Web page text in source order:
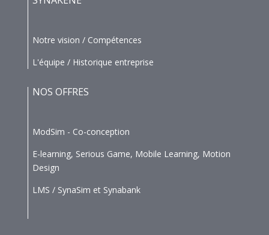
Notre vision / Compétences
L'équipe / Historique entreprise
NOS OFFRES
ModSim - Co-conception
E-learning, Serious Game, Mobile Learning, Motion
Design
LMS / SynaSim et Synabank